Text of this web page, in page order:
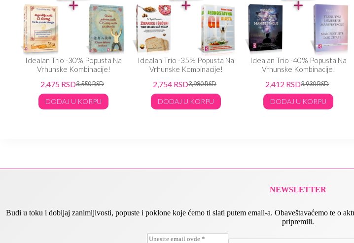
Idealan Trio -30% Popusta Na
Vrhunske Kombinacije!
3,550RSD
2,475 RSD
DODAJ U KORPU
Idealan Trio -35% Popusta Na
Vrhunske Kombinacije!
3,980RSD
2,754 RSD
DODAJ U KORPU
Idealan Trio -40% Popusta Na
Vrhunske Kombinacije!
3,930RSD
2,412 RSD
DODAJ U KORPU
NEWSLETTER
Budi u toku i dobijaj zanimljivosti, popuste i poklone koje ćemo ti slati putem email-a. Obaveštavaćemo te o
pripremili.
*E